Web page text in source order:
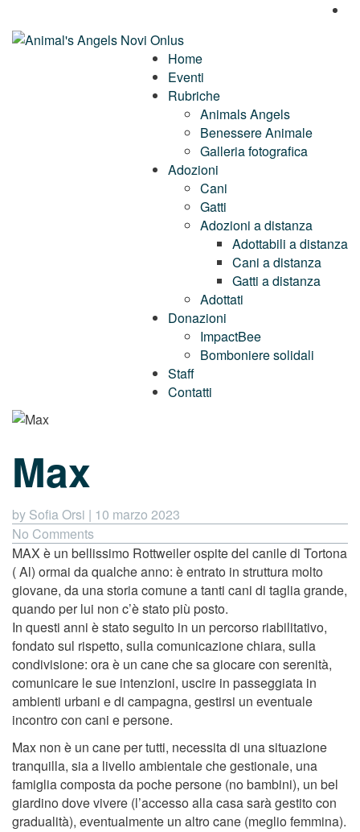
Home
Eventi
Rubriche
Animals Angels
Benessere Animale
Galleria fotografica
Adozioni
Cani
Gatti
Adozioni a distanza
Adottabili a distanza
Cani a distanza
Gatti a distanza
Adottati
Donazioni
ImpactBee
Bomboniere solidali
Staff
Contatti
Max
by Sofia Orsi | 10 marzo 2023
No Comments
MAX è un bellissimo Rottweiler ospite del canile di Tortona
( Al) ormai da qualche anno: è entrato in struttura molto
giovane, da una storia comune a tanti cani di taglia grande,
quando per lui non c’è stato più posto.
In questi anni è stato seguito in un percorso riabilitativo,
fondato sul rispetto, sulla comunicazione chiara, sulla
condivisione: ora è un cane che sa giocare con serenità,
comunicare le sue intenzioni, uscire in passeggiata in
ambienti urbani e di campagna, gestirsi un eventuale
incontro con cani e persone.
Max non è un cane per tutti, necessita di una situazione
tranquilla, sia a livello ambientale che gestionale, una
famiglia composta da poche persone (no bambini), un bel
giardino dove vivere (l’accesso alla casa sarà gestito con
gradualità), eventualmente un altro cane (meglio femmina).